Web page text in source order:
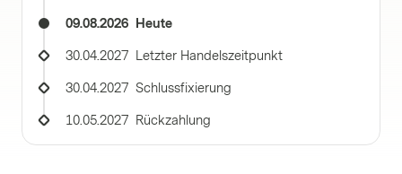
09.08.2026 Heute
30.04.2027 Letzter Handelszeitpunkt
30.04.2027 Schlussfixierung
10.05.2027 Rückzahlung